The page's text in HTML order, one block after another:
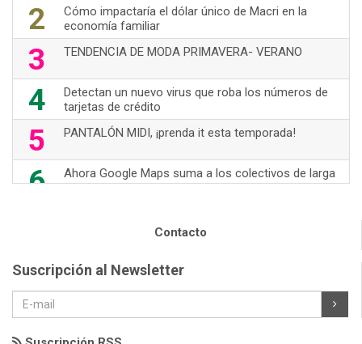
2
Cómo impactaría el dólar único de Macri en la
economía familiar
3 TENDENCIA DE MODA PRIMAVERA- VERANO
4
Detectan un nuevo virus que roba los números de
tarjetas de crédito
5 PANTALÓN MIDI, ¡prenda it esta temporada!
6
Ahora Google Maps suma a los colectivos de larga
distancia
8
9 TOM FORD- ICONO DE LA MODA
JUMPSUIT, prenda "it"
Contacto
Suscripción al Newsletter